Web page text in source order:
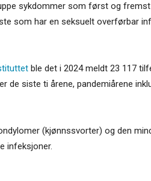
sykdommer som først og fremst
som har en seksuelt overførbar
ble det i 2024 meldt 23 117
siste ti årene, pandemiårene
(kjønnssvorter) og den
infeksjoner.